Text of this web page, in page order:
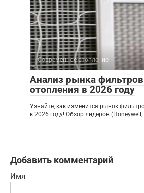
Современное отопление
Анализ рынка
отопления в 2026 году
Узнайте, как изменится рынок
к 2026 году! Обзор лидеров (Honeywell,
Добавить комментарий
Имя